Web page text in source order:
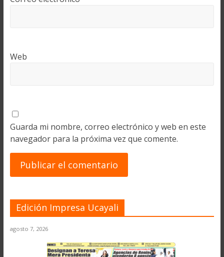
Web
Guarda mi nombre, correo electrónico y web en este
navegador para la próxima vez que comente.
Edición Impresa Ucayali
agosto 7, 2026